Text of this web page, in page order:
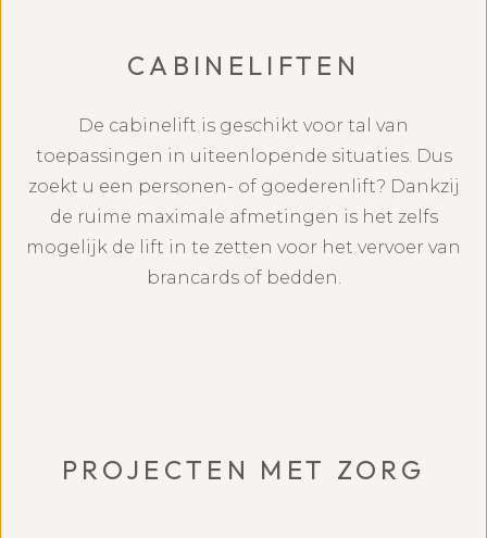
CABINELIFTEN
De cabinelift is geschikt voor tal van
toepassingen in uiteenlopende situaties. Dus
zoekt u een personen- of goederenlift? Dankzij
de ruime maximale afmetingen is het zelfs
mogelijk de lift in te zetten voor het vervoer van
brancards of bedden.
PROJECTEN MET ZORG